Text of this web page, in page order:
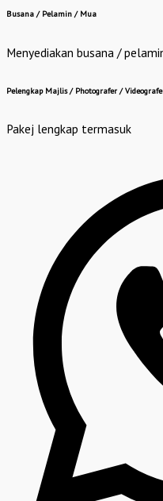
Busana / Pelamin / Mua
Menyediakan busana /
Pelengkap Majlis / Photografer /
Pakej lengkap termasuk